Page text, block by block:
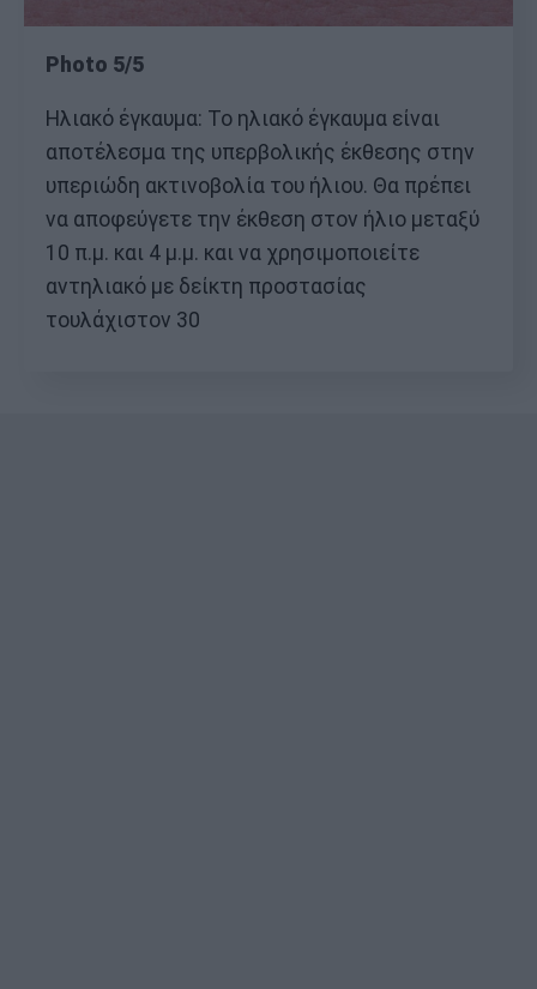
Photo 5/5
Ηλιακό έγκαυμα: Το ηλιακό έγκαυμα είναι
αποτέλεσμα της υπερβολικής έκθεσης στην
υπεριώδη ακτινοβολία του ήλιου. Θα πρέπει
να αποφεύγετε την έκθεση στον ήλιο μεταξύ
10 π.μ. και 4 μ.μ. και να χρησιμοποιείτε
αντηλιακό με δείκτη προστασίας
τουλάχιστον 30